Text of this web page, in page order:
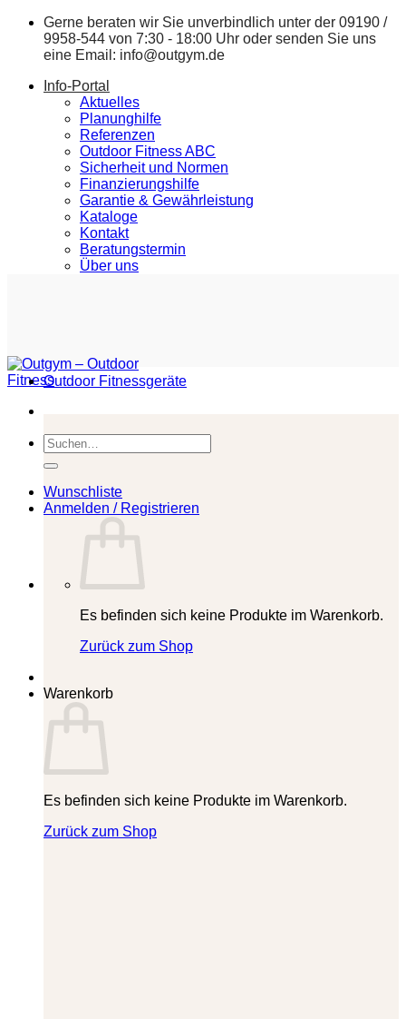
Zum
springen
Gerne beraten wir Sie unverbindlich unter der 09190 /
9958-544 von 7:30 - 18:00 Uhr oder senden Sie uns
eine Email: info@outgym.de
Info-Portal
Aktuelles
Planunghilfe
Referenzen
Outdoor Fitness ABC
Sicherheit und Normen
Finanzierungshilfe
Garantie & Gewährleistung
Kataloge
Kontakt
Beratungstermin
Über uns
Suchen
nach:
Wunschliste
Anmelden / Registrieren
Es befinden sich keine Produkte im Warenkorb.
Zurück zum Shop
Warenkorb
Es befinden sich keine Produkte im Warenkorb.
Zurück zum Shop
Outdoor Fitnessgeräte